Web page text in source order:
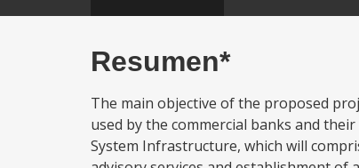
Resumen*
The main objective of the proposed
used by the commercial banks and
System Infrastructure, which will